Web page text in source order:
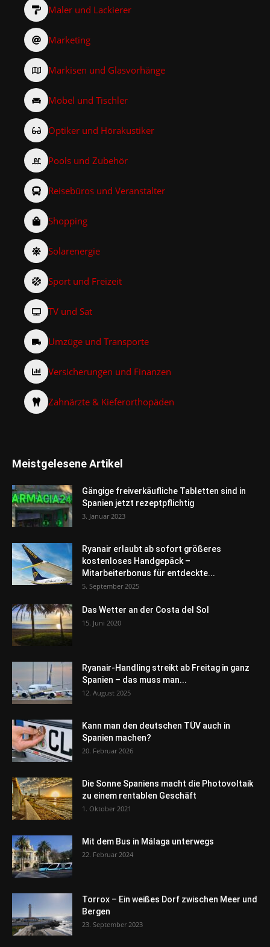
Maler und Lackierer
Marketing
Markisen und Glasvorhänge
Möbel und Tischler
Optiker und Hörakustiker
Pools und Zubehör
Reisebüros und Veranstalter
Shopping
Solarenergie
Sport und Freizeit
TV und Sat
Umzüge und Transporte
Versicherungen und Finanzen
Zahnärzte & Kieferorthopäden
Meistgelesene Artikel
Gängige freiverkäufliche Tabletten sind in
Spanien jetzt rezeptpflichtig
3. Januar 2023
Ryanair erlaubt ab sofort größeres
kostenloses Handgepäck –
Mitarbeiterbonus für entdeckte...
5. September 2025
Das Wetter an der Costa del Sol
15. Juni 2020
Ryanair-Handling streikt ab Freitag in ganz
Spanien – das muss man...
12. August 2025
Kann man den deutschen TÜV auch in
Spanien machen?
20. Februar 2026
Die Sonne Spaniens macht die Photovoltaik
zu einem rentablen Geschäft
1. Oktober 2021
Mit dem Bus in Málaga unterwegs
22. Februar 2024
Torrox – Ein weißes Dorf zwischen Meer und
Bergen
23. September 2023